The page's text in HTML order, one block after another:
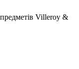
Villeroy &